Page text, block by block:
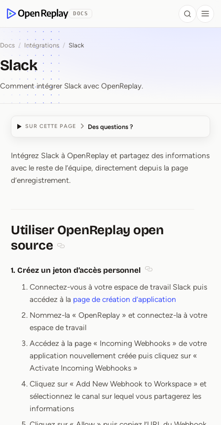
OpenReplay
DOCS Search
Docs / Intégrations / Slack
Slack
Comment intégrer Slack avec OpenReplay.
SUR CETTE PAGE Des questions ?
Slack
Intégrez Slack à OpenReplay et partagez des informations
avec le reste de l’équipe, directement depuis la page
d’enregistrement.
Utiliser OpenReplay open
source
1. Créez un jeton d’accès personnel
Connectez-vous à votre espace de travail Slack puis
accédez à la page de création d’application
Nommez-la « OpenReplay » et connectez-la à votre
espace de travail
Accédez à la page « Incoming Webhooks » de votre
application nouvellement créée puis cliquez sur «
Activate Incoming Webhooks »
Cliquez sur « Add New Webhook to Workspace » et
sélectionnez le canal sur lequel vous partagerez les
informations